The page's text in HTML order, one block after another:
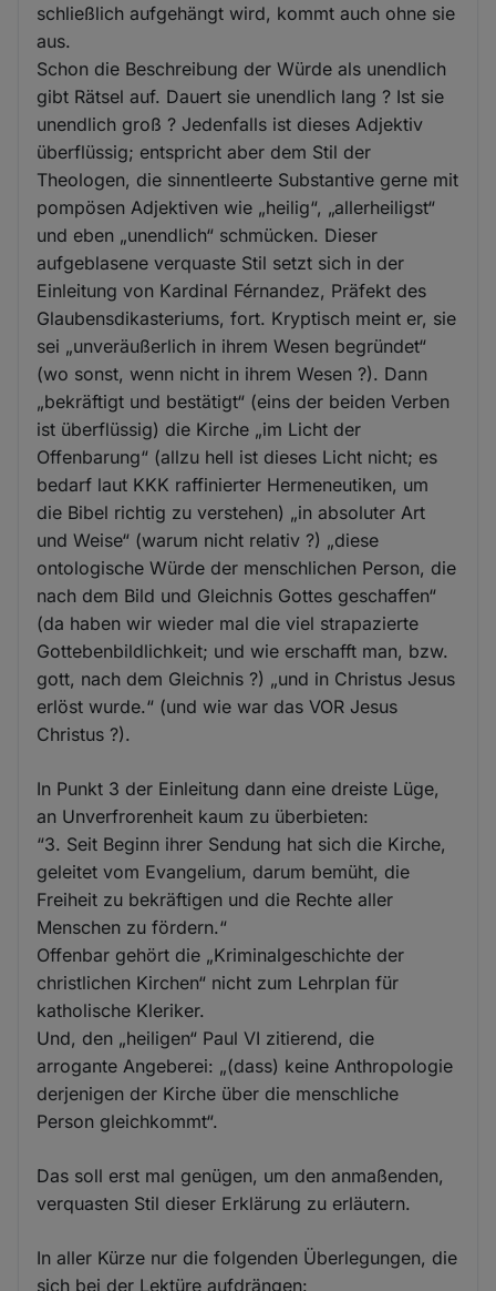
schließlich aufgehängt wird, kommt auch ohne sie
aus.
Schon die Beschreibung der Würde als unendlich
gibt Rätsel auf. Dauert sie unendlich lang ? Ist sie
unendlich groß ? Jedenfalls ist dieses Adjektiv
überflüssig; entspricht aber dem Stil der
Theologen, die sinnentleerte Substantive gerne mit
pompösen Adjektiven wie „heilig“, „allerheiligst“
und eben „unendlich“ schmücken. Dieser
aufgeblasene verquaste Stil setzt sich in der
Einleitung von Kardinal Férnandez, Präfekt des
Glaubensdikasteriums, fort. Kryptisch meint er, sie
sei „unveräußerlich in ihrem Wesen begründet“
(wo sonst, wenn nicht in ihrem Wesen ?). Dann
„bekräftigt und bestätigt“ (eins der beiden Verben
ist überflüssig) die Kirche „im Licht der
Offenbarung“ (allzu hell ist dieses Licht nicht; es
bedarf laut KKK raffinierter Hermeneutiken, um
die Bibel richtig zu verstehen) „in absoluter Art
und Weise“ (warum nicht relativ ?) „diese
ontologische Würde der menschlichen Person, die
nach dem Bild und Gleichnis Gottes geschaffen“
(da haben wir wieder mal die viel strapazierte
Gottebenbildlichkeit; und wie erschafft man, bzw.
gott, nach dem Gleichnis ?) „und in Christus Jesus
erlöst wurde.“ (und wie war das VOR Jesus
Christus ?).
In Punkt 3 der Einleitung dann eine dreiste Lüge,
an Unverfrorenheit kaum zu überbieten:
“3. Seit Beginn ihrer Sendung hat sich die Kirche,
geleitet vom Evangelium, darum bemüht, die
Freiheit zu bekräftigen und die Rechte aller
Menschen zu fördern.“
Offenbar gehört die „Kriminalgeschichte der
christlichen Kirchen“ nicht zum Lehrplan für
katholische Kleriker.
Und, den „heiligen“ Paul VI zitierend, die
arrogante Angeberei: „(dass) keine Anthropologie
derjenigen der Kirche über die menschliche
Person gleichkommt“.
Das soll erst mal genügen, um den anmaßenden,
verquasten Stil dieser Erklärung zu erläutern.
In aller Kürze nur die folgenden Überlegungen, die
sich bei der Lektüre aufdrängen: